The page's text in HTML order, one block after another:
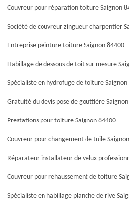
Couvreur pour réparation toiture Saignon
Société de couvreur zingueur charpentier
Entreprise peinture toiture Saignon 84400
Habillage de dessous de toit sur mesure
Spécialiste en hydrofuge de toiture Saignon
Gratuité du devis pose de gouttière
Prestations pour toiture Saignon 84400
Couvreur pour changement de tuile
Réparateur installateur de velux
Couvreur pour rehaussement de toiture
Spécialiste en habillage planche de rive